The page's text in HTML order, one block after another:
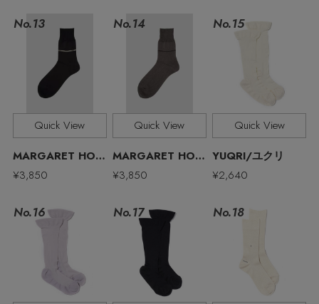
No.13
Quick View
MARGARET HOWELL MEN/マーガレット・ハウエル メン
¥3,850
No.14
Quick View
MARGARET HOWELL MEN/マーガレット・ハウエル メン
¥3,850
No.15
Quick View
YUQRI/ユクリ
¥2,640
No.16 No.17 No.18